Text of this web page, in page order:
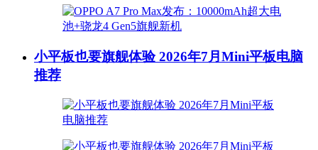
小平板也要旗舰体验 2026年7月Mini平板电脑
推荐